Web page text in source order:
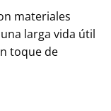
materiales
larga vida útil
toque de